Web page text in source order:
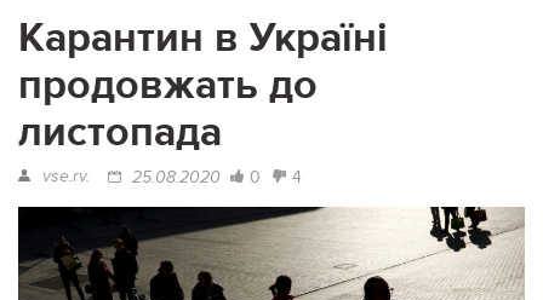
Карантин в Україні
продовжать до
листопада
vse.rv. 25.08.2020 0 4